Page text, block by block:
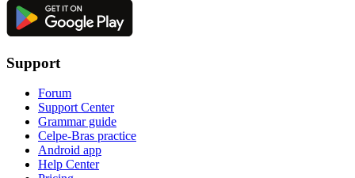
Support
Forum
Support Center
Grammar guide
Celpe-Bras practice
Android app
Help Center